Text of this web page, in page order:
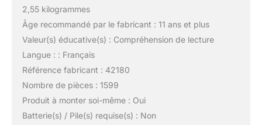
2,55 kilogrammes
Âge recommandé par le fabricant : 11 ans et plus
Valeur(s) éducative(s) : Compréhension de lecture
Langue : : Français
Référence fabricant : 42180
Nombre de pièces : 1599
Produit à monter soi-même : Oui
Batterie(s) / Pile(s) requise(s) : Non